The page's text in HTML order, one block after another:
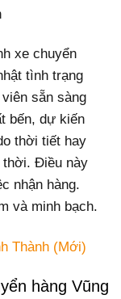
xe chuyển
tình trạng
sẵn sàng
bến, dự kiến
thời tiết hay
thời. Điều này
nhận hàng.
và minh bạch.
Thành (Mới)
hàng Vũng